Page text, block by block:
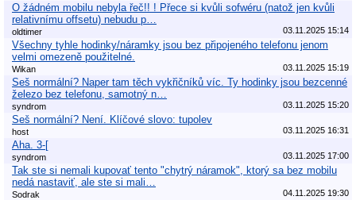
O žádném mobilu nebyla řeč!! ! Přece si kvůli sofwéru (natož jen kvůli
relativnímu offsetu) nebudu p…
oldtimer 03.11.2025 15:14
Všechny tyhle hodinky/náramky jsou bez připojeného telefonu jenom
velmi omezeně použitelné.
Wikan 03.11.2025 15:19
Seš normální? Naper tam těch vykřičníků víc. Ty hodinky jsou bezcenné
železo bez telefonu, samotný n…
syndrom 03.11.2025 15:20
Seš normální? Není. Klíčové slovo: tupolev
host 03.11.2025 16:31
Aha. 3-[
syndrom 03.11.2025 17:00
Tak ste si nemali kupovať tento "chytrý náramok", ktorý sa bez mobilu
nedá nastaviť, ale ste si mali…
Sodrak 04.11.2025 19:30